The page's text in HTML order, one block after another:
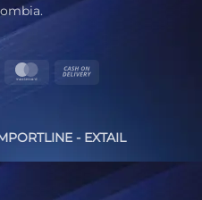
MasterCard
- EXTAIL